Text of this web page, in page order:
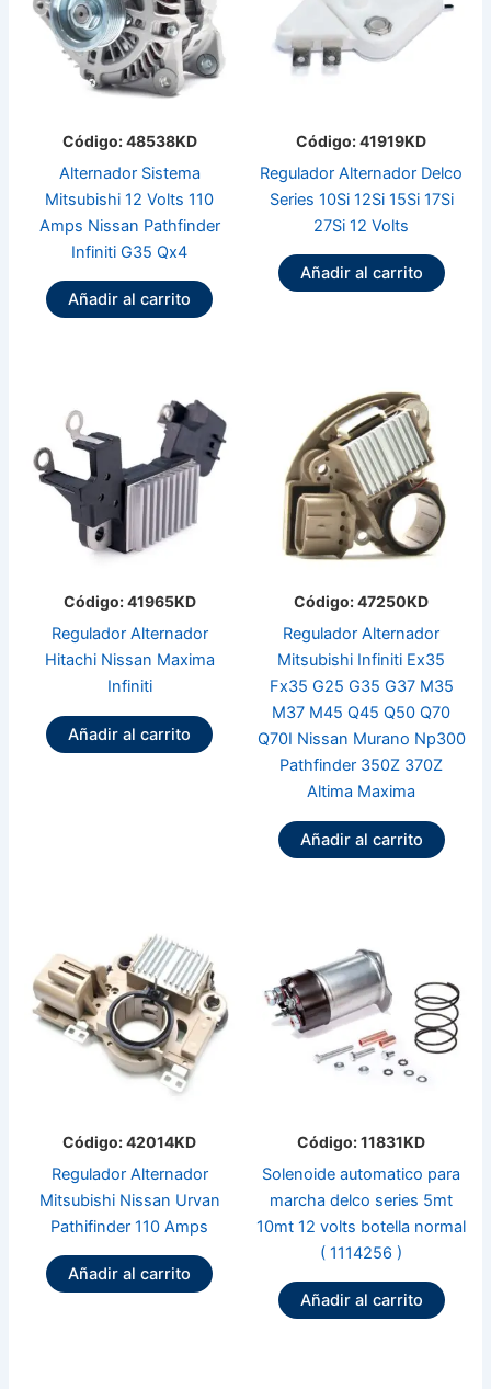
Código: 48538KD
Alternador Sistema
Mitsubishi 12 Volts 110
Amps Nissan Pathfinder
Infiniti G35 Qx4
Añadir al carrito
Código: 41919KD
Regulador Alternador Delco
Series 10Si 12Si 15Si 17Si
27Si 12 Volts
Añadir al carrito
Código: 41965KD
Regulador Alternador
Hitachi Nissan Maxima
Infiniti
Añadir al carrito
Código: 47250KD
Regulador Alternador
Mitsubishi Infiniti Ex35
Fx35 G25 G35 G37 M35
M37 M45 Q45 Q50 Q70
Q70I Nissan Murano Np300
Pathfinder 350Z 370Z
Altima Maxima
Añadir al carrito
Código: 42014KD
Regulador Alternador
Mitsubishi Nissan Urvan
Pathifinder 110 Amps
Añadir al carrito
Código: 11831KD
Solenoide automatico para
marcha delco series 5mt
10mt 12 volts botella normal
( 1114256 )
Añadir al carrito